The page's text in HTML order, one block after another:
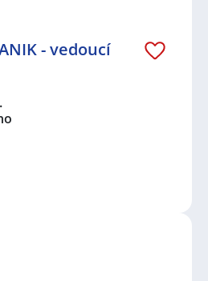
- vedoucí